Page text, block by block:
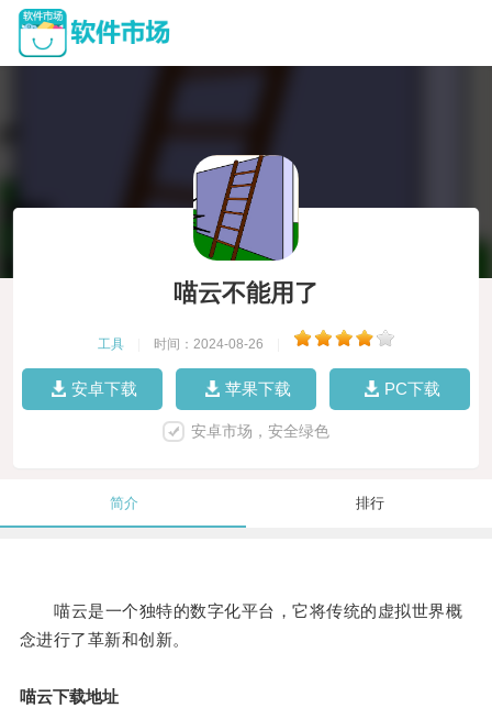
喵云不能用了
工具 时间：2024-08-26
安卓下载 苹果下载 PC下载
安卓市场，安全绿色
简介 排行
喵云是一个独特的数字化平台，它将传统的虚拟世界概
念进行了革新和创新。
喵云下载地址